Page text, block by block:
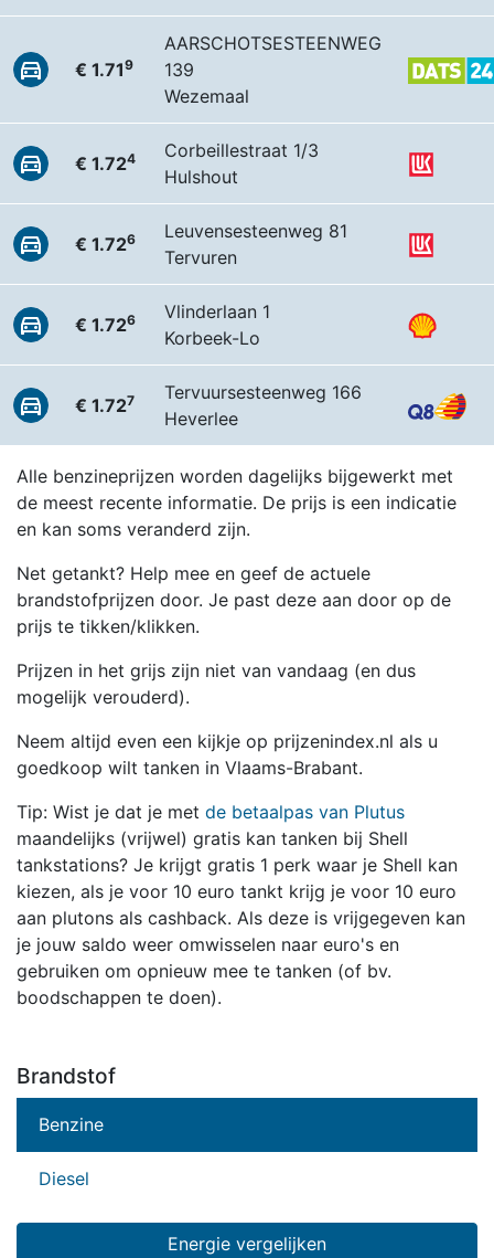
€ 1.719
AARSCHOTSESTEENWEG
139
Wezemaal
€ 1.724
Corbeillestraat 1/3
Hulshout
€ 1.726
Leuvensesteenweg 81
Tervuren
€ 1.726
Vlinderlaan 1
Korbeek-Lo
€ 1.727
Tervuursesteenweg 166
Heverlee
Alle benzineprijzen worden dagelijks bijgewerkt met
de meest recente informatie. De prijs is een indicatie
en kan soms veranderd zijn.
Net getankt? Help mee en geef de actuele
brandstofprijzen door. Je past deze aan door op de
prijs te tikken/klikken.
Prijzen in het grijs zijn niet van vandaag (en dus
mogelijk verouderd).
Neem altijd even een kijkje op prijzenindex.nl als u
goedkoop wilt tanken in Vlaams-Brabant.
Tip: Wist je dat je met de betaalpas van Plutus
maandelijks (vrijwel) gratis kan tanken bij Shell
tankstations? Je krijgt gratis 1 perk waar je Shell kan
kiezen, als je voor 10 euro tankt krijg je voor 10 euro
aan plutons als cashback. Als deze is vrijgegeven kan
je jouw saldo weer omwisselen naar euro's en
gebruiken om opnieuw mee te tanken (of bv.
boodschappen te doen).
Brandstof
Benzine
Diesel
Energie vergelijken